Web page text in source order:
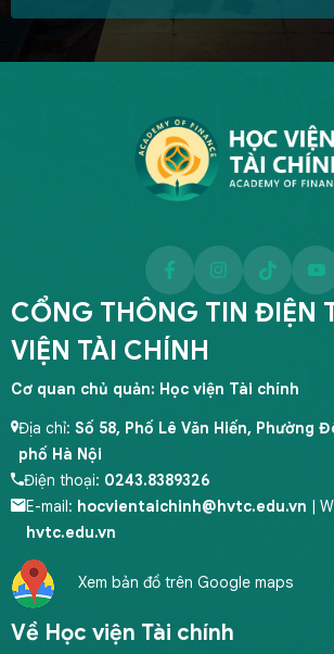
Kinh tế luật
Quản lý tài chính công
Tài chính bảo hiểm
Thẩm định giá và kinh doanh bất động sản
Thẩm định giá và kinh doanh bất động
hướng ACCA)
Bất động sản
Kiểm toán
Kiểm toán
Kiểm toán (theo định hướng ICAEW CFAB)
Marketing
Marketing
Digital Marketing (theo định hướng ICDL)
Kinh tế đầu tư
Về Học viện Tài chính
CỔNG THÔNG TIN ĐIỆN
VIỆN TÀI CHÍNH
Cơ quan chủ quản: Học viện Tài chính
Địa chỉ: Số 58, Phố Lê Văn Hiến, Phường
phố Hà Nội
Điện thoại: 0243.8389326
E-mail: hocvientaichinh@hvtc.edu.vn
|
hvtc.edu.vn
Xem bản đồ trên Google maps